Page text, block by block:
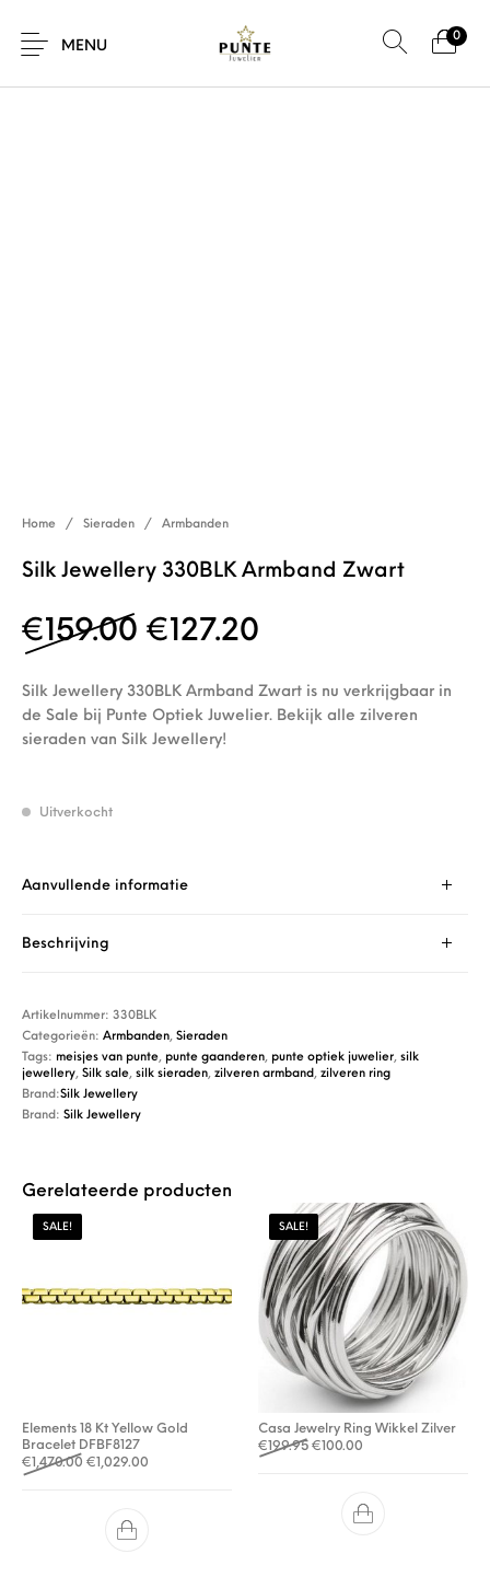
MENU
0
SALE!
Home / Sieraden / Armbanden
Silk Jewellery 330BLK Armband Zwart
€ 159.00 Oorspronkelijke prijs
€ 127.20
Silk Jewellery 330BLK Armband Zwart is nu verkrijgbaar in
de Sale bij Punte Optiek Juwelier. Bekijk alle zilveren
sieraden van Silk Jewellery!
Uitverkocht
Aanvullende informatie
Beschrijving
Artikelnummer:330BLK
Categorieën:Armbanden,Sieraden
Tags: meisjes van punte, punte gaanderen, punte optiek juwelier,silk
jewellery,Silk sale,silk sieraden,zilveren armband,zilveren ring
Brand:Silk Jewellery
Brand:Silk Jewellery
Gerelateerde producten
SALE!
Elements 18 Kt Yellow Gold
Bracelet DFBF8127
€1,470.00 Oorspronkelijke prijs was: €1,470.00.
€1,029.00 Huidige prijs is: €1,029.00.
SALE!
Casa Jewelry Ring Wikkel Zilver
€199.95 Oorspronkelijke prijs was:
€100.00